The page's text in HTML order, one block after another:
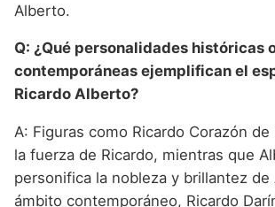
Alberto.
Q: ¿Qué personalidades históricas
contemporáneas ejemplifican el
Ricardo Alberto?
A: Figuras como Ricardo Corazón de
la fuerza de Ricardo, mientras que
personifica la nobleza y brillantez de
ámbito contemporáneo, Ricardo